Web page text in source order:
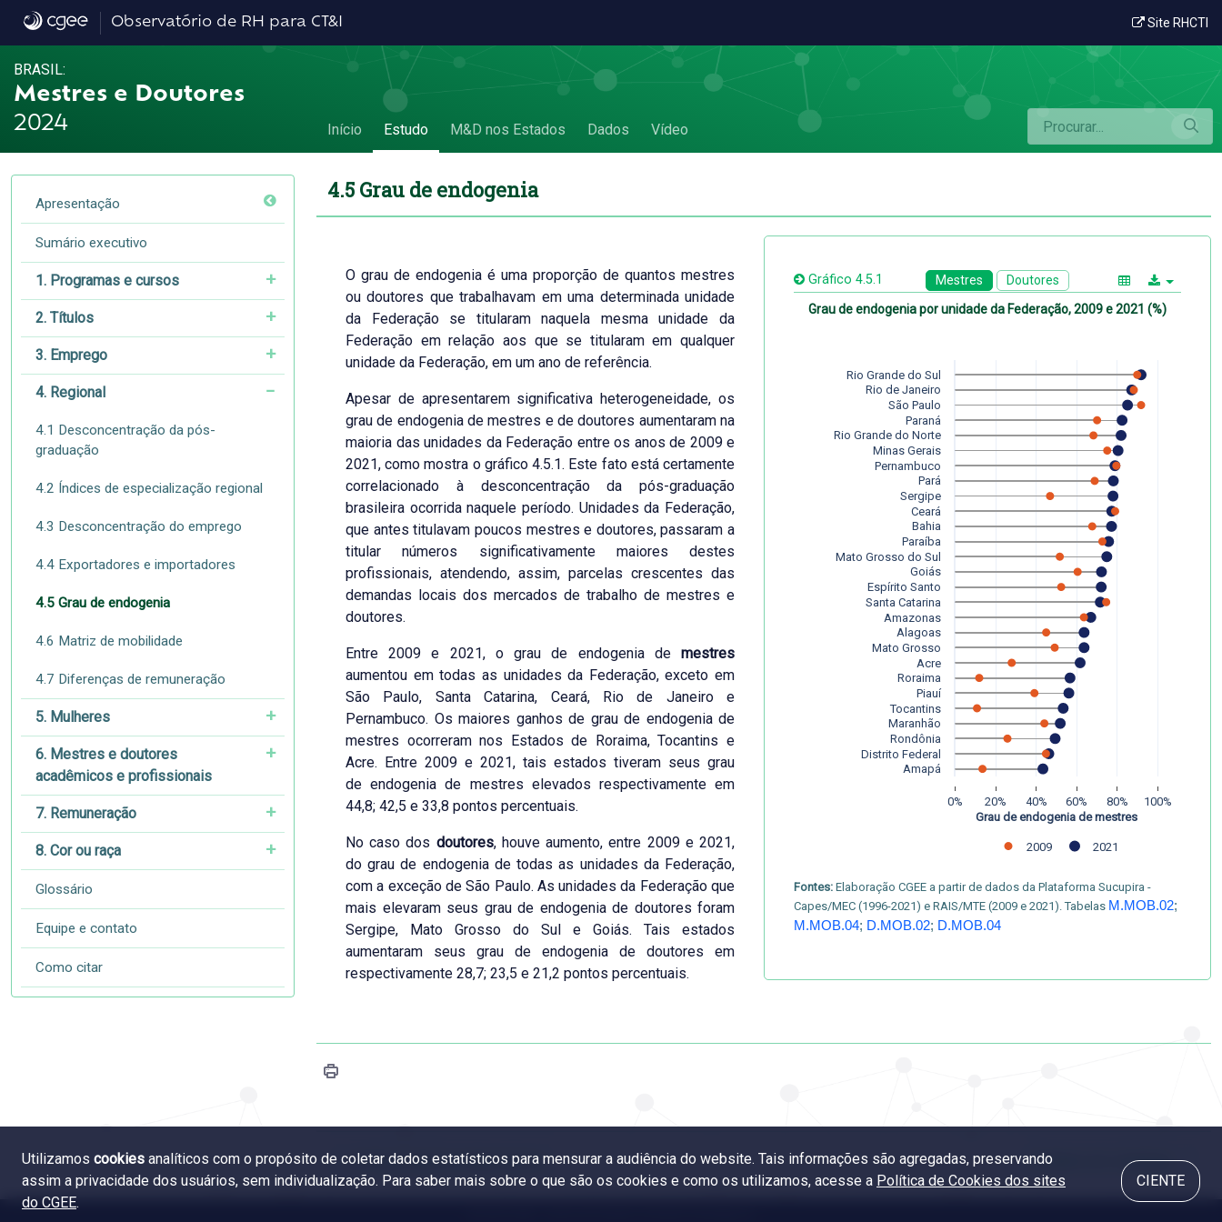
4.5 Grau de endogenia - 4.5 Grau de endogenia
Observatório de RH para CT&I Site RHCTI
BRASIL:
Mestres e Doutores
2024
Início Estudo M&D nos Estados Dados Vídeo
Apresentação
Sumário executivo
1. Programas e cursos
2. Títulos
3. Emprego
4. Regional
4.1 Desconcentração da pós-
graduação
4.2 Índices de especialização regional
4.3 Desconcentração do emprego
4.4 Exportadores e importadores
4.5 Grau de endogenia
4.6 Matriz de mobilidade
4.7 Diferenças de remuneração
5. Mulheres
6. Mestres e doutores
acadêmicos e profissionais
7. Remuneração
8. Cor ou raça
Glossário
Equipe e contato
Como citar
4.5 Grau de endogenia
O grau de endogenia é uma proporção de quantos mestres
ou doutores que trabalhavam em uma determinada unidade
da Federação se titularam naquela mesma unidade da
Federação em relação aos que se titularam em qualquer
unidade da Federação, em um ano de referência.
Apesar de apresentarem significativa heterogeneidade, os
grau de endogenia de mestres e de doutores aumentaram na
maioria das unidades da Federação entre os anos de 2009 e
2021, como mostra o gráfico 4.5.1. Este fato está certamente
correlacionado à desconcentração da pós-graduação
brasileira ocorrida naquele período. Unidades da Federação,
que antes titulavam poucos mestres e doutores, passaram a
titular números significativamente maiores destes
profissionais, atendendo, assim, parcelas crescentes das
demandas locais dos mercados de trabalho de mestres e
doutores.
Entre 2009 e 2021, o grau de endogenia de mestres
aumentou em todas as unidades da Federação, exceto em
São Paulo, Santa Catarina, Ceará, Rio de Janeiro e
Pernambuco. Os maiores ganhos de grau de endogenia de
mestres ocorreram nos Estados de Roraima, Tocantins e
Acre. Entre 2009 e 2021, tais estados tiveram seus grau
de endogenia de mestres elevados respectivamente em
44,8; 42,5 e 33,8 pontos percentuais.
No caso dos doutores, houve aumento, entre 2009 e 2021,
do grau de endogenia de todas as unidades da Federação,
com a exceção de São Paulo. As unidades da Federação que
mais elevaram seus grau de endogenia de doutores foram
Sergipe, Mato Grosso do Sul e Goiás. Tais estados
aumentaram seus grau de endogenia de doutores em
respectivamente 28,7; 23,5 e 21,2 pontos percentuais.
Gráfico 4.5.1 Mestres Doutores
Grau de endogenia por unidade da Federação, 2009 e 2021 (%)
0% 20% 40% 60% 80% 100%
Amapá
Distrito Federal
Rondônia
Maranhão
Tocantins
Piauí
Roraima
Acre
Mato Grosso
Alagoas
Amazonas
Santa Catarina
Espírito Santo
Goiás
Mato Grosso do Sul
Paraíba
Bahia
Ceará
Sergipe
Pará
Pernambuco
Minas Gerais
Rio Grande do Norte
Paraná
São Paulo
Rio de Janeiro
Rio Grande do Sul
2009 2021
Grau de endogenia de mestres
Fontes: Elaboração CGEE a partir de dados da Plataforma Sucupira -
Capes/MEC (1996-2021) e RAIS/MTE (2009 e 2021). Tabelas M.MOB.02;
M.MOB.04; D.MOB.02; D.MOB.04
4.4 Exportadores e importadores 4.6 Matriz de mobilidade
Utilizamos cookies analíticos com o propósito de coletar dados estatísticos para mensurar a audiência do website. Tais informações são agregadas, preservando
assim a privacidade dos usuários, sem individualização. Para saber mais sobre o que são os cookies e como os utilizamos, acesse a Política de Cookies dos sites
do CGEE.
CIENTE